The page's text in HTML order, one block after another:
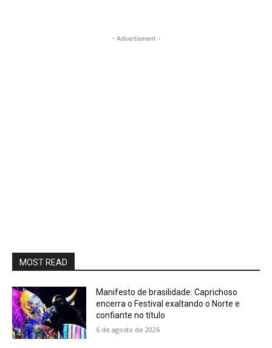
- Advertisment -
MOST READ
Manifesto de brasilidade: Caprichoso
encerra o Festival exaltando o Norte e
confiante no título
6 de agosto de 2026